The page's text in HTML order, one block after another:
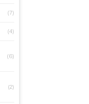
(7)
(4)
(6)
(2)